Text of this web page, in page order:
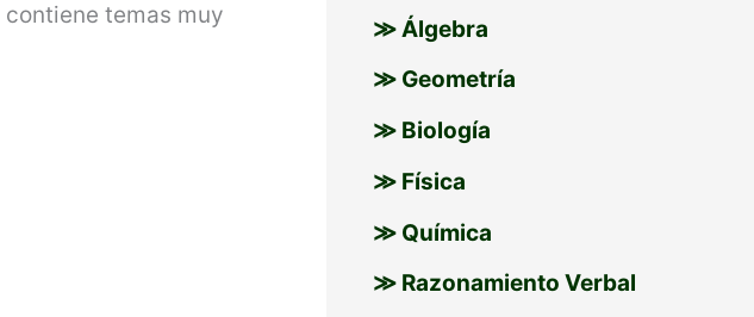
contiene temas muy
≫ Álgebra
≫ Geometría
≫ Biología
≫ Física
≫ Química
≫ Razonamiento Verbal